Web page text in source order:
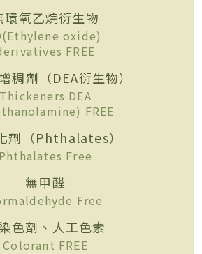
環氧乙烷衍生物
oxide)
FREE
稠劑（DEA衍生物）
Thickeners DEA
FREE
劑（Phthalates）
Phthalates Free
無甲醛
Free
色劑、人工色素
Colorant FREE